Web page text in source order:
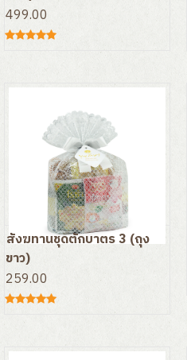
499.00
สังฆทานชุดตักบาตร 3 (ถุง
ขาว)
259.00